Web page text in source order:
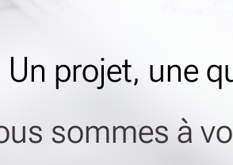
Un projet, une
sommes à